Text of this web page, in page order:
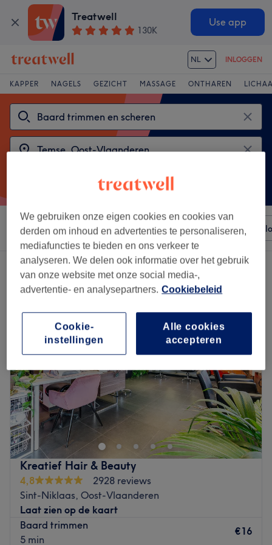
Treatwell
130K
Use app
NL INLOGGEN
KAPPER NAGELS GEZICHT MASSAGE ONTHAREN
Sorteer op Elke prijs Voorzieningen Merken
2 salons met:
baard trimmen en scheren in de buurt van Temse, Oost-Vlaanderen
Kreatief Hair & Beauty
4,8
2928 reviews
Sint-Niklaas, Oost-Vlaanderen
Laat zien op de kaart
Baard trimmen
5 min
€16
We gebruiken onze eigen cookies en cookies van
derden om inhoud en advertenties te personaliseren,
mediafuncties te bieden en ons verkeer te
analyseren. We delen ook informatie over het gebruik
van onze website met onze social media-,
advertentie- en analysepartners. Cookiebeleid
Alle cookies
accepteren
Cookie-
instellingen